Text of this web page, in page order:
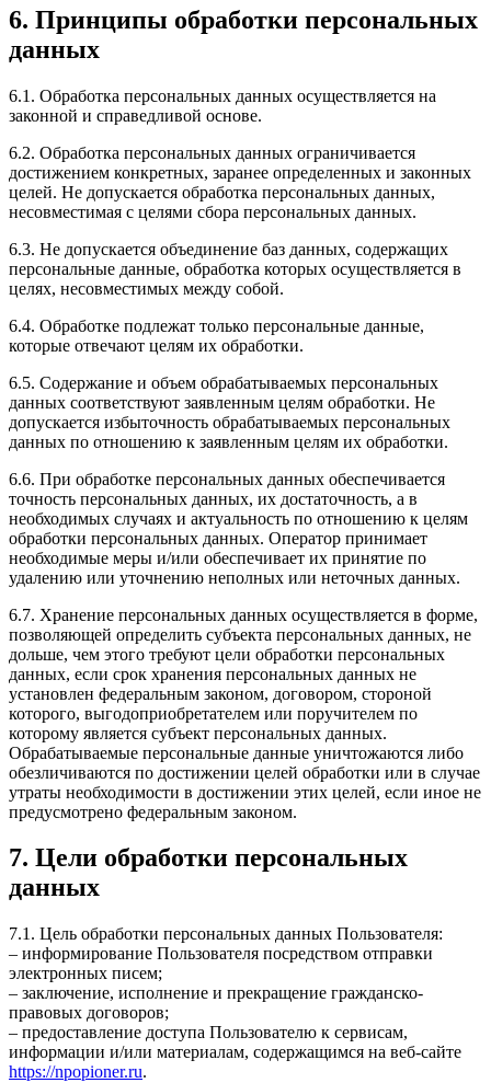
6. Принципы обработки персональных
данных
6.1. Обработка персональных данных осуществляется на
законной и справедливой основе.
6.2. Обработка персональных данных ограничивается
достижением конкретных, заранее определенных и законных
целей. Не допускается обработка персональных данных,
несовместимая с целями сбора персональных данных.
6.3. Не допускается объединение баз данных, содержащих
персональные данные, обработка которых осуществляется в
целях, несовместимых между собой.
6.4. Обработке подлежат только персональные данные,
которые отвечают целям их обработки.
6.5. Содержание и объем обрабатываемых персональных
данных соответствуют заявленным целям обработки. Не
допускается избыточность обрабатываемых персональных
данных по отношению к заявленным целям их обработки.
6.6. При обработке персональных данных обеспечивается
точность персональных данных, их достаточность, а в
необходимых случаях и актуальность по отношению к целям
обработки персональных данных. Оператор принимает
необходимые меры и/или обеспечивает их принятие по
удалению или уточнению неполных или неточных данных.
6.7. Хранение персональных данных осуществляется в форме,
позволяющей определить субъекта персональных данных, не
дольше, чем этого требуют цели обработки персональных
данных, если срок хранения персональных данных не
установлен федеральным законом, договором, стороной
которого, выгодоприобретателем или поручителем по
которому является субъект персональных данных.
Обрабатываемые персональные данные уничтожаются либо
обезличиваются по достижении целей обработки или в случае
утраты необходимости в достижении этих целей, если иное не
предусмотрено федеральным законом.
7. Цели обработки персональных
данных
7.1. Цель обработки персональных данных Пользователя:
– информирование Пользователя посредством отправки
электронных писем;
– заключение, исполнение и прекращение гражданско-
правовых договоров;
– предоставление доступа Пользователю к сервисам,
информации и/или материалам, содержащимся на веб-сайте
https://npopioner.ru.